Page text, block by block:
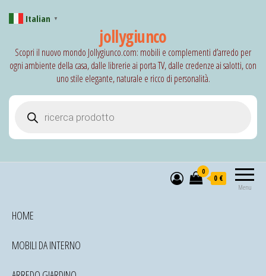
jollygiunco
Scopri il nuovo mondo Jollygiunco.com: mobili e complementi d’arredo per
ogni ambiente della casa, dalle librerie ai porta TV, dalle credenze ai salotti, con
uno stile elegante, naturale e ricco di personalità.
Menu
0
0 €
HOME
MOBILI DA INTERNO
Italian ▼